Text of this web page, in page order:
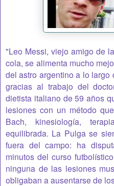
"Leo Messi, viejo amigo de
cola, se alimenta mucho
del astro argentino a lo largo
gracias al trabajo del
dietista italiano de 59 años
lesiones con un método
Bach, kinesiología,
equilibrada. La Pulga se
fuera del campo: ha
minutos del curso
ninguna de las lesiones
obligaban a ausentarse de